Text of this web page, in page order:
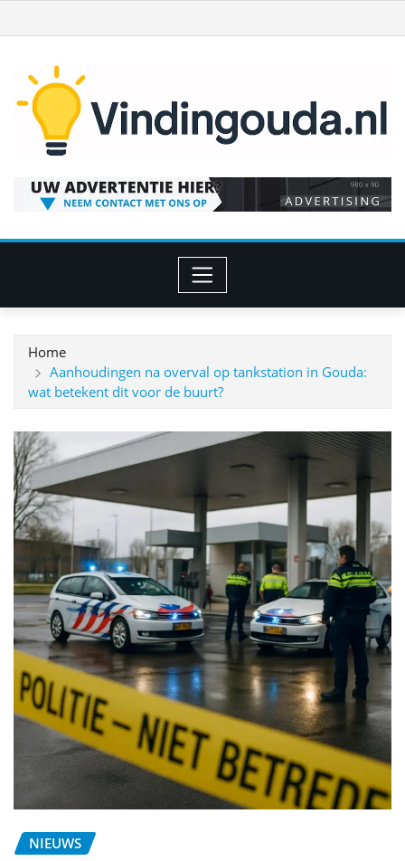
naar
inhoud
Home
Aanhoudingen na overval op tankstation in Gouda:
wat betekent dit voor de buurt?
NIEUWS